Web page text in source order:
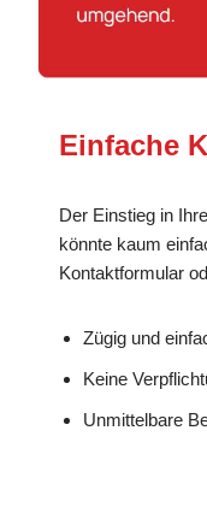
Einfache
Der Einstieg in
könnte kaum
Kontaktformular
Zügig und
Keine
Unmittelbare